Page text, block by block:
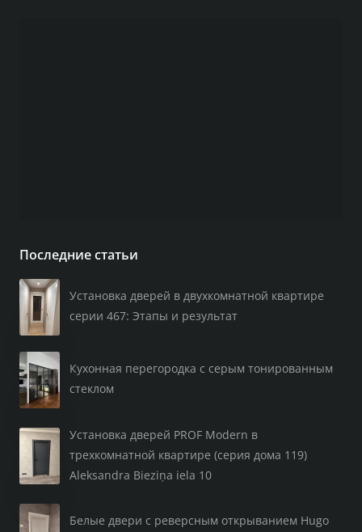
Последние статьи
Установка дверей в двухкомнатной квартире
серии 467: Этапы и результат
Кухонная перегородка с серым тонированным
стеклом
Установка дверей PROF Modern в
трехкомнатной квартире (серия дома 119)
Aleksandra Bieziņa iela 10
Белые двери с реверсным открыванием Hugo